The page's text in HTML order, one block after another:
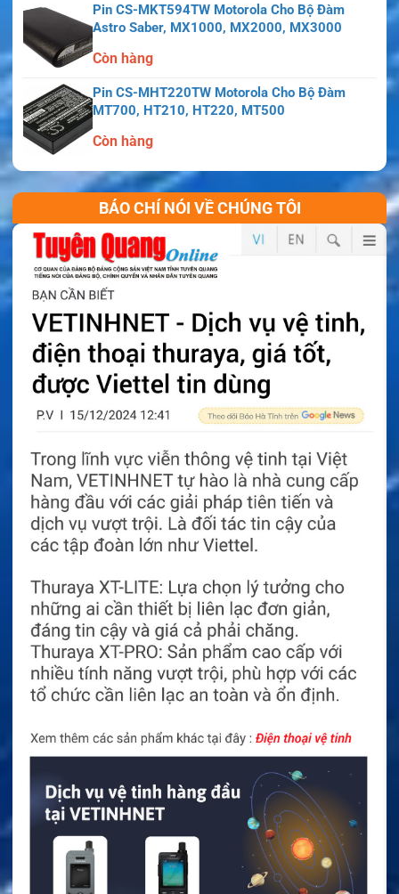
Pin CS-MKT594TW Motorola Cho Bộ Đàm
Astro Saber, MX1000, MX2000, MX3000
Còn hàng
Pin CS-MHT220TW Motorola Cho Bộ Đàm
MT700, HT210, HT220, MT500
Còn hàng
BÁO CHÍ NÓI VỀ CHÚNG TÔI